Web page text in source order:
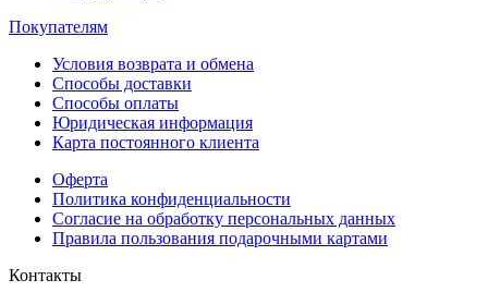
Покупателям
Условия возврата и обмена
Способы доставки
Способы оплаты
Юридическая информация
Карта постоянного клиента
Оферта
Политика конфиденциальности
Согласие на обработку персональных данных
Правила пользования подарочными картами
Контакты